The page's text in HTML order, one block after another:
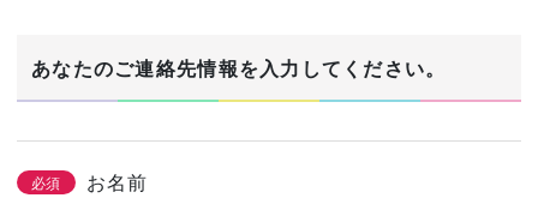
あなたのご連絡先情報を入力してください。
必須 お名前